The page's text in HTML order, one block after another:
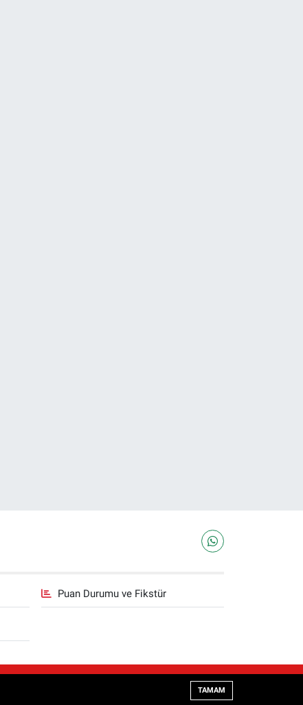
Puan Durumu ve Fikstür
TE Bilişim
TAMAM